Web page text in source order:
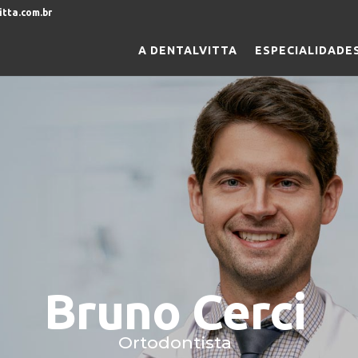
A DENTALVITTA
Bruno Cerci
Ortodontista